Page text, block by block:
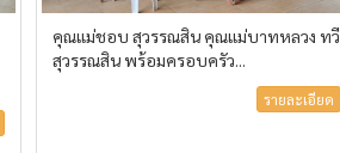
คุณแม่ชอบ สุวรรณสิน คุณแม่บาทหลวง ทวี
สุวรรณสิน พร้อมครอบครัว...
รายละเอียด